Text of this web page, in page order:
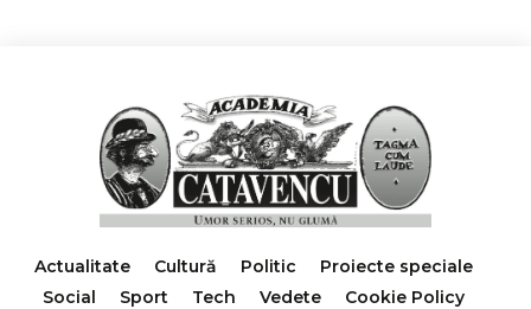
Actualitate Cultură Politic
Proiecte speciale
Social
Sport Tech Vedete
Cookie Policy